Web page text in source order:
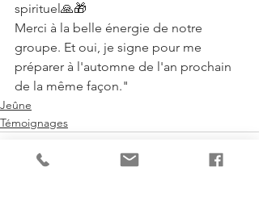
spirituel🙏🎁
Merci à la belle énergie de notre
groupe. Et oui, je signe pour me
préparer à l'automne de l'an prochain
de la même façon."
Jeûne
Témoignages